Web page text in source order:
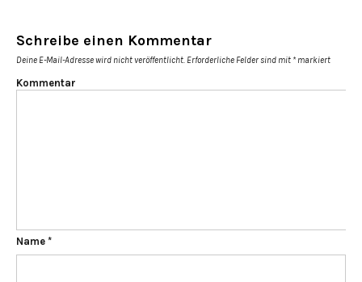
Schreibe einen Kommentar
Deine E-Mail-Adresse wird nicht veröffentlicht. Erforderliche Felder sind mit * markiert
Kommentar
Name *